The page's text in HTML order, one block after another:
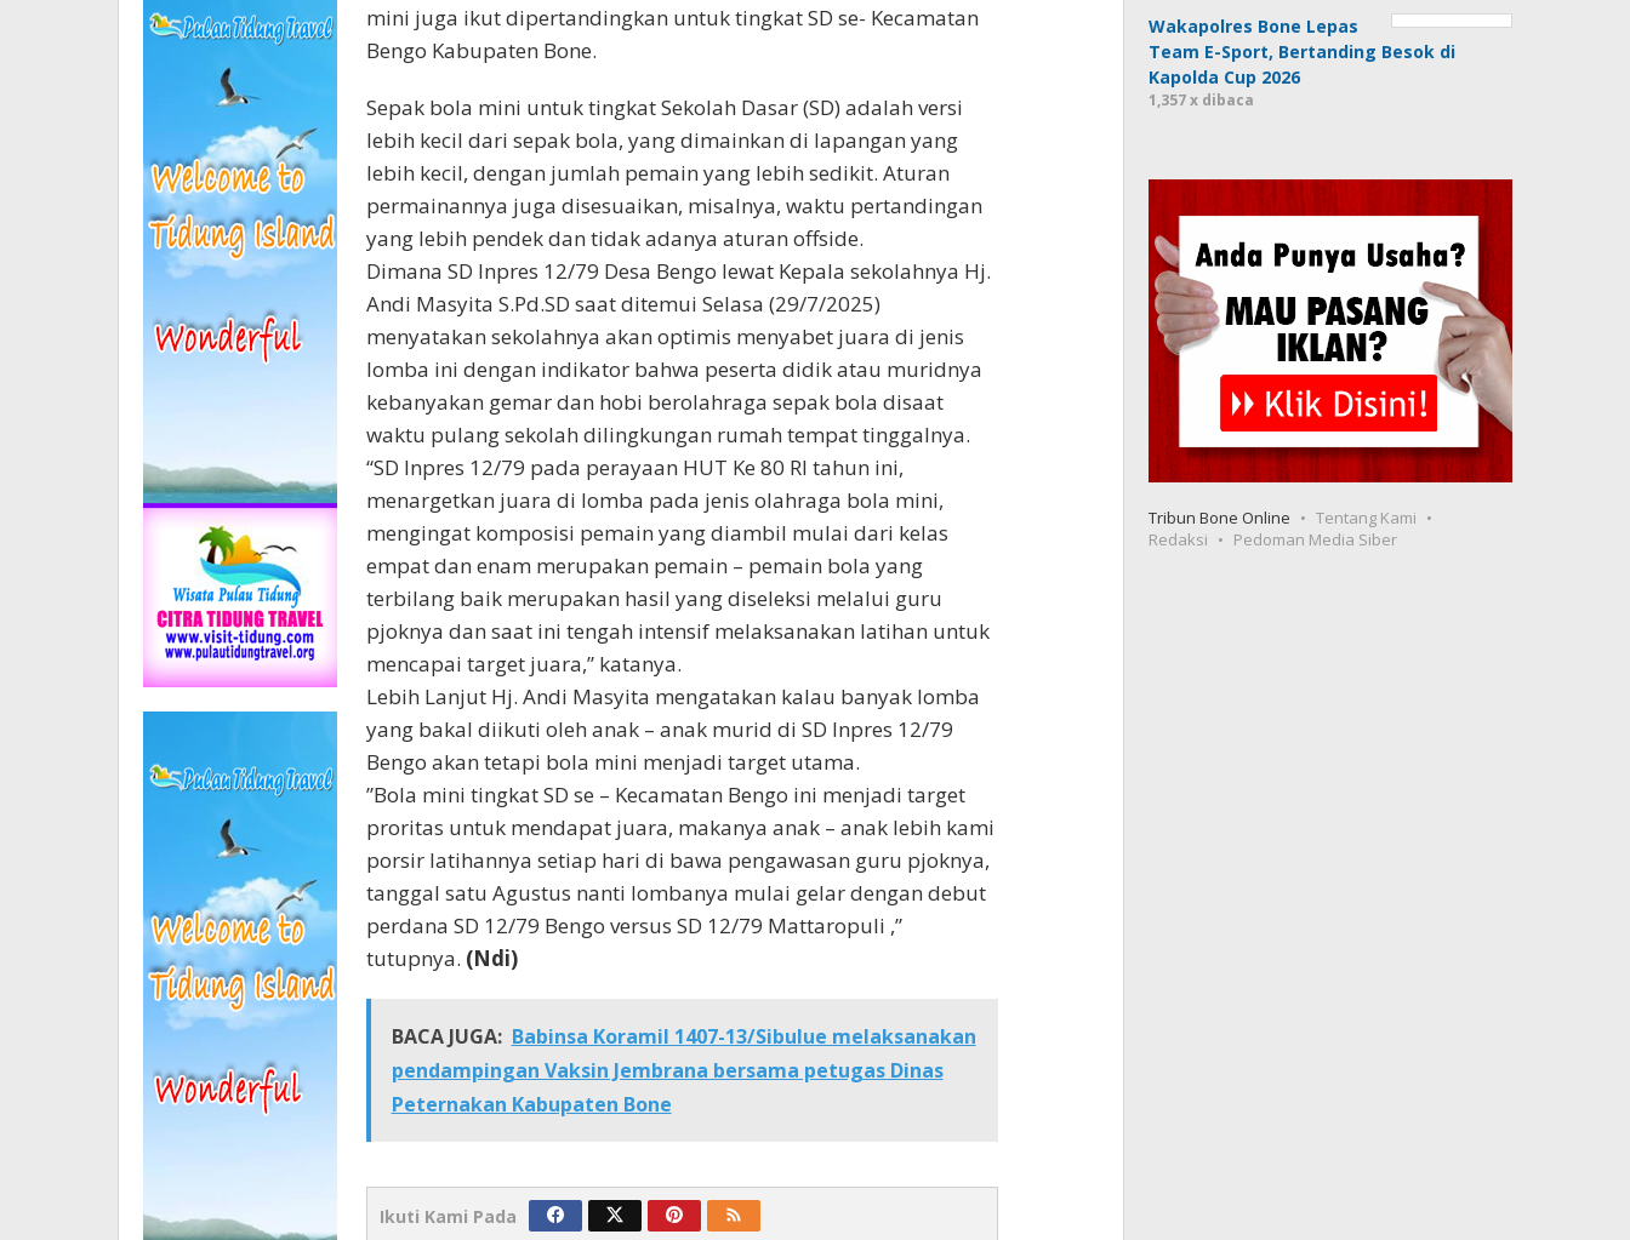
mini juga ikut dipertandingkan untuk tingkat SD se- Kecamatan
Bengo Kabupaten Bone.
Sepak bola mini untuk tingkat Sekolah Dasar (SD) adalah versi
lebih kecil dari sepak bola, yang dimainkan di lapangan yang
lebih kecil, dengan jumlah pemain yang lebih sedikit. Aturan
permainannya juga disesuaikan, misalnya, waktu pertandingan
yang lebih pendek dan tidak adanya aturan offside.
Dimana SD Inpres 12/79 Desa Bengo lewat Kepala sekolahnya Hj.
Andi Masyita S.Pd.SD saat ditemui Selasa (29/7/2025)
menyatakan sekolahnya akan optimis menyabet juara di jenis
lomba ini dengan indikator bahwa peserta didik atau muridnya
kebanyakan gemar dan hobi berolahraga sepak bola disaat
waktu pulang sekolah dilingkungan rumah tempat tinggalnya.
“SD Inpres 12/79 pada perayaan HUT Ke 80 RI tahun ini,
menargetkan juara di lomba pada jenis olahraga bola mini,
mengingat komposisi pemain yang diambil mulai dari kelas
empat dan enam merupakan pemain – pemain bola yang
terbilang baik merupakan hasil yang diseleksi melalui guru
pjoknya dan saat ini tengah intensif melaksanakan latihan untuk
mencapai target juara,” katanya.
Lebih Lanjut Hj. Andi Masyita mengatakan kalau banyak lomba
yang bakal diikuti oleh anak – anak murid di SD Inpres 12/79
Bengo akan tetapi bola mini menjadi target utama.
”Bola mini tingkat SD se – Kecamatan Bengo ini menjadi target
proritas untuk mendapat juara, makanya anak – anak lebih kami
porsir latihannya setiap hari di bawa pengawasan guru pjoknya,
tanggal satu Agustus nanti lombanya mulai gelar dengan debut
perdana SD 12/79 Bengo versus SD 12/79 Mattaropuli ,”
tutupnya. (Ndi)
BACA JUGA: Babinsa Koramil 1407-13/Sibulue melaksanakan
pendampingan Vaksin Jembrana bersama petugas Dinas
Peternakan Kabupaten Bone
Ikuti Kami Pada
Wakapolres Bone Lepas
Team E-Sport, Bertanding Besok di
Kapolda Cup 2026
1,357 x dibaca
Tribun Bone Online
Tentang Kami
Redaksi
Pedoman Media Siber